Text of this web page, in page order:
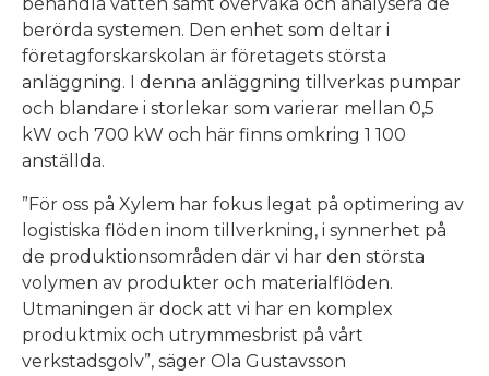
berörda systemen. Den enhet som deltar i
företagforskarskolan är företagets största
anläggning. I denna anläggning tillverkas pumpar
och blandare i storlekar som varierar mellan 0,5
kW och 700 kW och här finns omkring 1 100
anställda.
”För oss på Xylem har fokus legat på optimering av
logistiska flöden inom tillverkning, i synnerhet på
de produktionsområden där vi har den största
volymen av produkter och materialflöden.
Utmaningen är dock att vi har en komplex
produktmix och utrymmesbrist på vårt
verkstadsgolv”, säger Ola Gustavsson